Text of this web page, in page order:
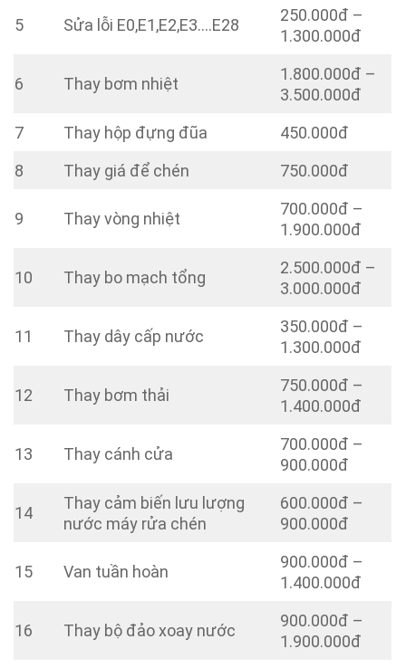
5 Sửa lỗi E0,E1,E2,E3….E28
250.000đ –
1.300.000đ
6 Thay bơm nhiệt
1.800.000đ –
3.500.000đ
7
Thay hộp đựng đũa
450.000đ
8
Thay giá để chén 750.000đ
9 Thay vòng nhiệt
700.000đ –
1.900.000đ
10 Thay bo mạch tổng
2.500.000đ –
3.000.000đ
11 Thay dây cấp nước
350.000đ –
1.300.000đ
12 Thay bơm thải
750.000đ –
1.400.000đ
13 Thay cánh cửa
700.000đ –
900.000đ
14
Thay cảm biến lưu lượng
nước máy rửa chén
600.000đ –
900.000đ
15 Van tuần hoàn
900.000đ –
1.400.000đ
16 Thay bộ đảo xoay nước
900.000đ –
1.900.000đ